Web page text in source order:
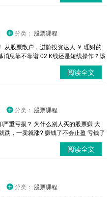
分类： 股票课程
从股票散户，进阶投资达人 ￥ 理财的
息靠不靠谱 02 K线还是短线操作？该
阅读全文
分类： 股票课程
重亏损？ 为什么别人买的股票赚 大
跌，一卖就涨? 赚钱了不会止盈 亏钱了
阅读全文
分类： 股票课程